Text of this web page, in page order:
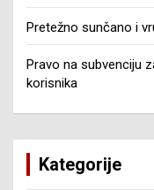
Pretežno sunčano i
Pravo na subvenciju
korisnika
Kategorije